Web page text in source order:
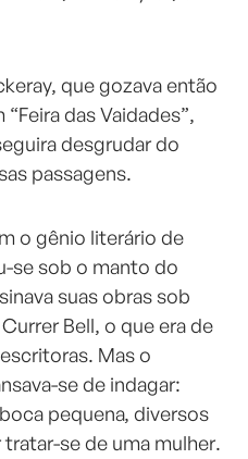
que gozava então
das Vaidades”,
desgrudar do
passagens.
o gênio literário de
se sob o manto do
suas obras sob
Bell, o que era de
Mas o
se de indagar:
boca pequena, diversos
se de uma mulher.